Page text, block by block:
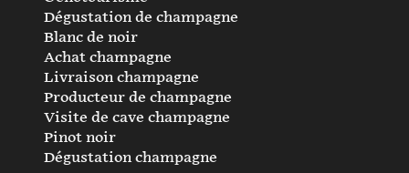
Dégustation de champagne
Blanc de noir
Achat champagne
Livraison champagne
Producteur de champagne
Visite de cave champagne
Pinot noir
Dégustation champagne